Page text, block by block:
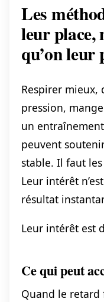
Les
leur place,
qu’on leur
Respirer
pression,
un
peuvent
stable. Il faut
Leur intérêt
résultat
Leur intérêt est
Ce qui peut
Quand le retard